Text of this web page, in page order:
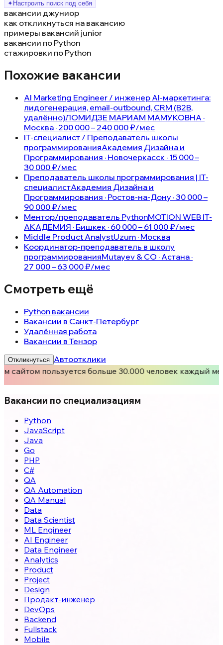
✦ Настроить поиск под себя
вакансии джуниор
как откликнуться на вакансию
примеры вакансий junior
вакансии по Python
стажировки по Python
Похожие вакансии
AI Marketing Engineer / инженер AI-маркетинга:
лидогенерация, email-outbound, CRM (B2B,
удалённо)ЛОМИДЗЕ МАРИАМ МАМУКОВНА ·
Москва · 200 000 – 240 000 ₽/мес
IT-специалист / Преподаватель школы
программированияАкадемия Дизайна и
Программирования · Новочеркасск · 15 000 –
30 000 ₽/мес
Преподаватель школы программирования | IT-
специалистАкадемия Дизайна и
Программирования · Ростов-на-Дону · 30 000 –
90 000 ₽/мес
Ментор/преподаватель PythonMOTION WEB IT-
АКАДЕМИЯ · Бишкек · 60 000 – 61 000 ₽/мес
Middle Product AnalystUzum · Москва
Координатор-преподаватель в школу
программированияMutayev & CO · Астана ·
27 000 – 63 000 ₽/мес
Смотреть ещё
Python вакансии
Вакансии в Санкт-Петербург
Удалённая работа
Вакансии в Тензор
Откликнуться Автоотклики
сайтом пользуется больше 30.000 человек каждый
Вакансии по специализациям
Python
JavaScript
Java
Go
PHP
C#
QA
QA Automation
QA Manual
Data
Data Scientist
ML Engineer
AI Engineer
Data Engineer
Analytics
Product
Project
Design
Продакт-инженер
DevOps
Backend
Fullstack
Mobile